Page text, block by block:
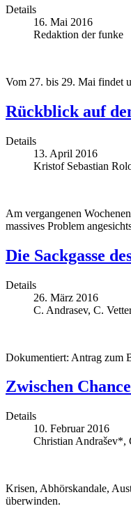
Details
16. Mai 2016
Redaktion der funke
Vom 27. bis 29. Mai findet
Rückblick auf
Details
13. April 2016
Kristof Sebastian
Am vergangenen
massives Problem
Die Sackgasse
Details
26. März 2016
C. Andrasev, C.
Dokumentiert: Antrag zum
Zwischen
Details
10. Februar 2016
Christian Andrašev*,
Krisen, Abhörskandale,
überwinden.